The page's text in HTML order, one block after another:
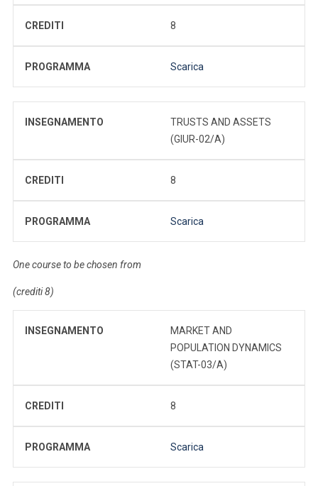
CREDITI 8
PROGRAMMA Scarica
INSEGNAMENTO
TRUSTS AND ASSETS
(GIUR-02/A)
CREDITI 8
PROGRAMMA Scarica
One course to be chosen from
(crediti 8)
INSEGNAMENTO
MARKET AND
POPULATION DYNAMICS
(STAT-03/A)
CREDITI 8
PROGRAMMA Scarica